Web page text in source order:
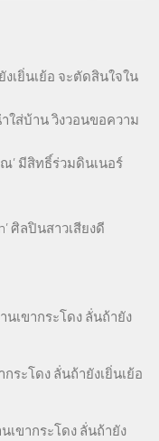
งเยิ่นเย้อ จะตัดสินใจใน
ใส่บ้าน วิงวอนขอความ
ณ’ มีสิทธิ์ร่วมดินเนอร์
ศิลปินสาวเสียงดี
นเขากระโดง ลั่นถ้ายัง
ระโดง ลั่นถ้ายังเยิ่นเย้อ
เขากระโดง ลั่นถ้ายัง